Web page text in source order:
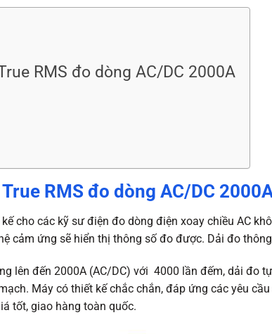
RMS đo dòng AC/DC 2000A
RMS đo dòng AC/DC
cho các kỹ sư điện đo dòng điện xoay chiều AC
cảm ứng sẽ hiển thị thông số đo được. Dải đo
lên đến 2000A (AC/DC) với 4000 lần đếm, dải đo tự
Máy có thiết kế chắc chắn, đáp ứng các yêu
tốt, giao hàng toàn quốc.